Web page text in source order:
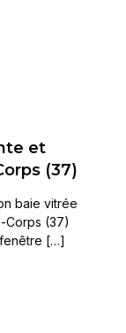
et
(37)
baie vitrée
Corps (37)
fenêtre […]